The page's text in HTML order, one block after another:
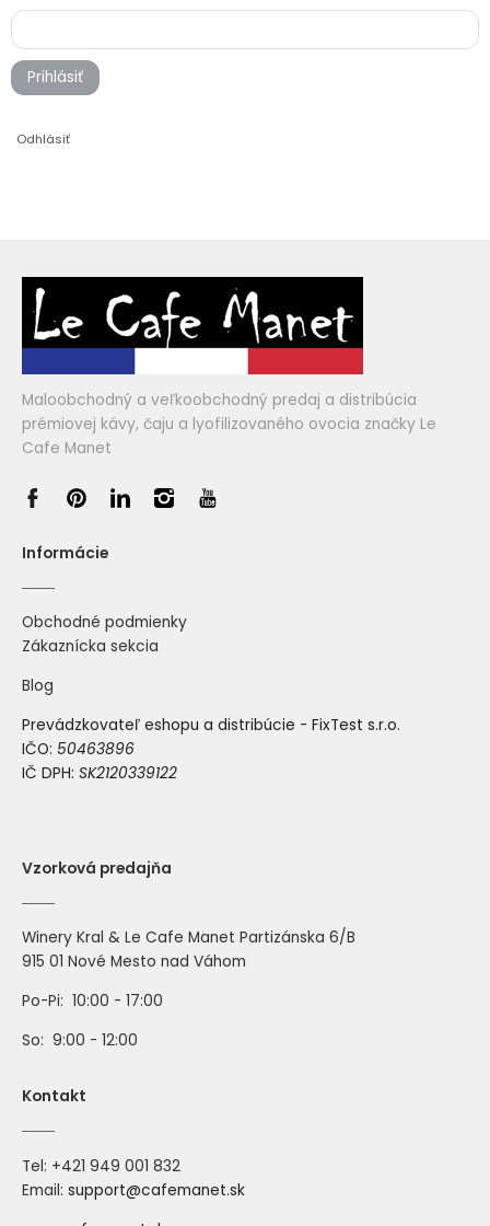
Prihlásiť
Odhlásiť
Maloobchodný a veľkoobchodný predaj a distribúcia
prémiovej kávy, čaju a lyofilizovaného ovocia značky Le
Cafe Manet
Informácie
Obchodné podmienky
Zákaznícka sekcia
Blog
Prevádzkovateľ eshopu a distribúcie - FixTest s.r.o.
IČO: 50463896
IČ DPH: SK2120339122
Vzorková predajňa
Winery Kral & Le Cafe Manet Partizánska 6/B
915 01 Nové Mesto nad Váhom
Po-Pi: 10:00 - 17:00
So: 9:00 - 12:00
Kontakt
Tel: +421 949 001 832
Email: support@cafemanet.sk